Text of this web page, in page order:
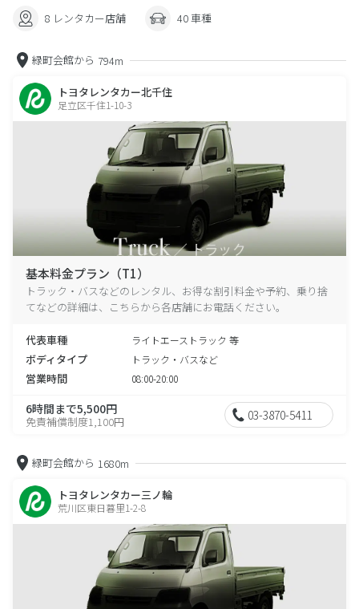
8 レンタカー店舗 40 車種
緑町会館から 794m
トヨタレンタカー北千住
足立区千住1-10-3
基本料金プラン（T1）
トラック・バスなどのレンタル、お得な割引料金や予約、乗り捨
てなどの詳細は、こちらから各店舗にお電話ください。
代表車種 ライトエーストラック 等
ボディタイプ トラック・バスなど
営業時間 08:00-20:00
6時間まで5,500円
免責補償制度1,100円 03-3870-5411
緑町会館から 1680m
トヨタレンタカー三ノ輪
荒川区東日暮里1-2-8